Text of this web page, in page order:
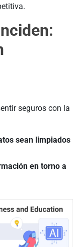
seguros con la
sean limpiados
en torno a